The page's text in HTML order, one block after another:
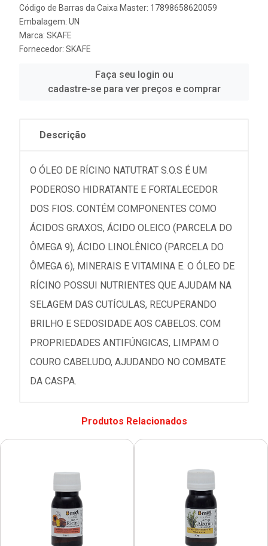
Código de Barras da Caixa Master: 17898658620059
Embalagem: UN
Marca: SKAFE
Fornecedor: SKAFE
Faça seu login ou
cadastre-se para ver preços e comprar
Descrição
O ÓLEO DE RÍCINO NATUTRAT S.O.S É UM
PODEROSO HIDRATANTE E FORTALECEDOR
DOS FIOS. CONTÉM COMPONENTES COMO
ÁCIDOS GRAXOS, ÁCIDO OLEICO (PARCELA DO
ÔMEGA 9), ÁCIDO LINOLÊNICO (PARCELA DO
ÔMEGA 6), MINERAIS E VITAMINA E. O ÓLEO DE
RÍCINO POSSUI NUTRIENTES QUE AJUDAM NA
SELAGEM DAS CUTÍCULAS, RECUPERANDO
BRILHO E SEDOSIDADE AOS CABELOS. COM
PROPRIEDADES ANTIFÚNGICAS, LIMPAM O
COURO CABELUDO, AJUDANDO NO COMBATE
DA CASPA.
Produtos Relacionados